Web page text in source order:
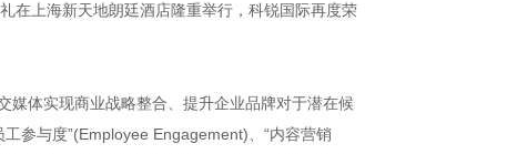
在上海新天地朗廷酒店隆重举行，科锐国际再度荣
媒体实现商业战略整合、提升企业品牌对于潜在候
参与度”(Employee Engagement)、“内容营销